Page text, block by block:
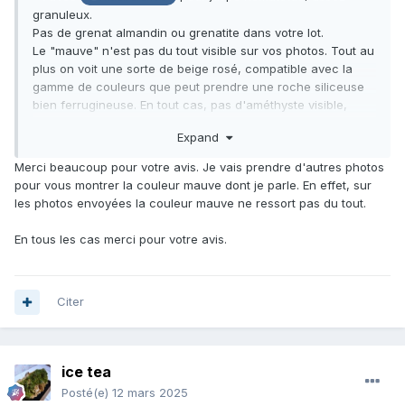
granuleux.
Pas de grenat almandin ou grenatite dans votre lot.
Le "mauve" n'est pas du tout visible sur vos photos. Tout au
plus on voit une sorte de beige rosé, compatible avec la
gamme de couleurs que peut prendre une roche siliceuse
bien ferrugineuse. En tout cas, pas d'améthyste visible,
peuvent devenir bien rouges après avoir été exposés au
Expand
Merci beaucoup pour votre avis. Je vais prendre d'autres photos
pour vous montrer la couleur mauve dont je parle. En effet, sur
les photos envoyées la couleur mauve ne ressort pas du tout.
En tous les cas merci pour votre avis.
Citer
ice tea
Posté(e) 12 mars 2025